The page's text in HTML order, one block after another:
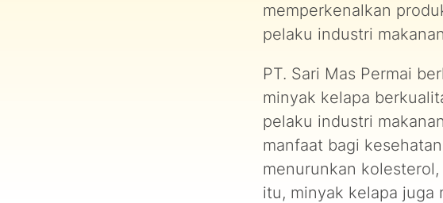
memperkenalkan
pelaku industri
PT. Sari Mas Permai
minyak kelapa
pelaku industri
manfaat bagi
menurunkan
itu, minyak kelapa juga